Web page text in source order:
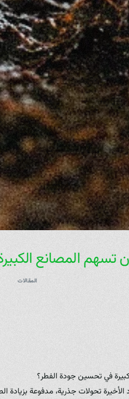
تسهم المصانع
المقالات
في تحسين جودة الفطر؟
تحولات جذرية، مدفوعة